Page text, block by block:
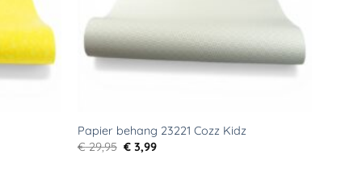
Papier behang 23221 Cozz Kidz
€29,95 Oorspronkelijke
prijs
€ 3,99Huidige